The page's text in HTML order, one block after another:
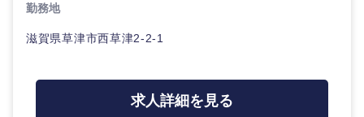
勤務地
滋賀県草津市西草津2-2-1
求人詳細を見る